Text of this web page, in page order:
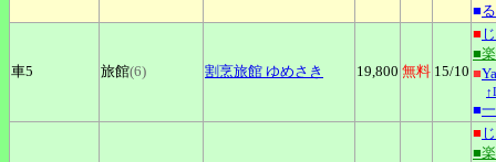
■
車5 旅館(6) 割烹旅館 ゆめさき 19,800 無料 15/10
■
■
■
■
■
■